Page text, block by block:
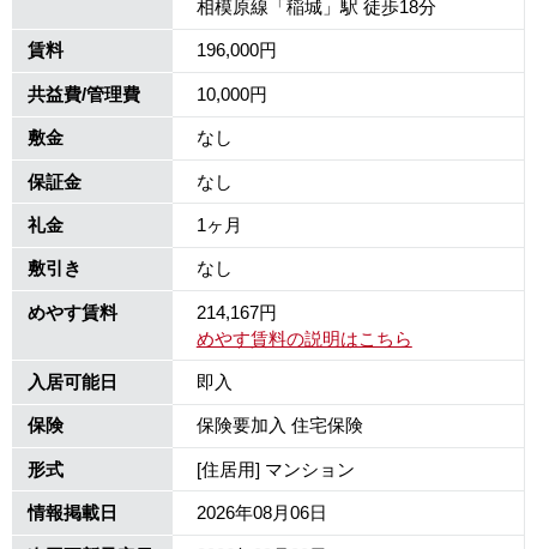
賃料 196,000円
共益費/管理費 10,000円
敷金 なし
保証金 なし
礼金 1ヶ月
敷引き なし
めやす賃料
214,167円
めやす賃料の説明はこちら
入居可能日 即入
保険 保険要加入 住宅保険
形式 [住居用] マンション
情報掲載日 2026年08月06日
相模原線「稲城」駅 徒歩18分